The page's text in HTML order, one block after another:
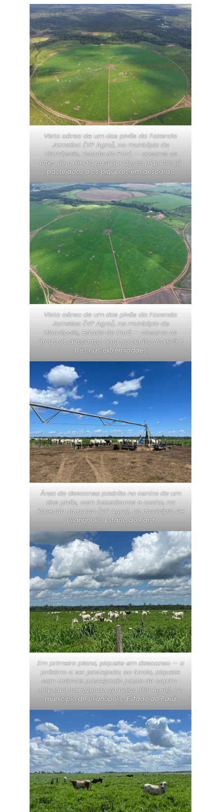
Vista aérea de um dos pivôs da Fazenda
Jamaica (VP Agro), no município de
Ulianópolis, Estado do Pará — observe os
lotes de animais pastejando, os piquetes já
pastejados e os piquetes em descanso
Vista aérea de um dos pivôs da Fazenda
Jamaica (VP Agro), no município de
Ulianópolis, Estado do Pará — observe as
áreas de descanso: uma no centro do pivô e
três nas extremidades
Área de descanso padrão no centro de um
dos pivôs, com bebedouros e cocho, na
Fazenda Jamaica (VP Agro), no município de
Ulianópolis, Estado do Pará
Em primeiro plano, piquete em descanso — o
próximo a ser pastejado; ao fundo, piquete
com animais pastejando pasto de capim-
miyagui, na Fazenda Jamaica (VP Agro), no
município de Ulianópolis, Estado do Pará